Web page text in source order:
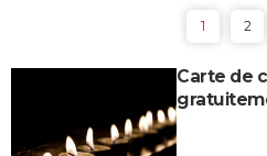
1 2
Carte de